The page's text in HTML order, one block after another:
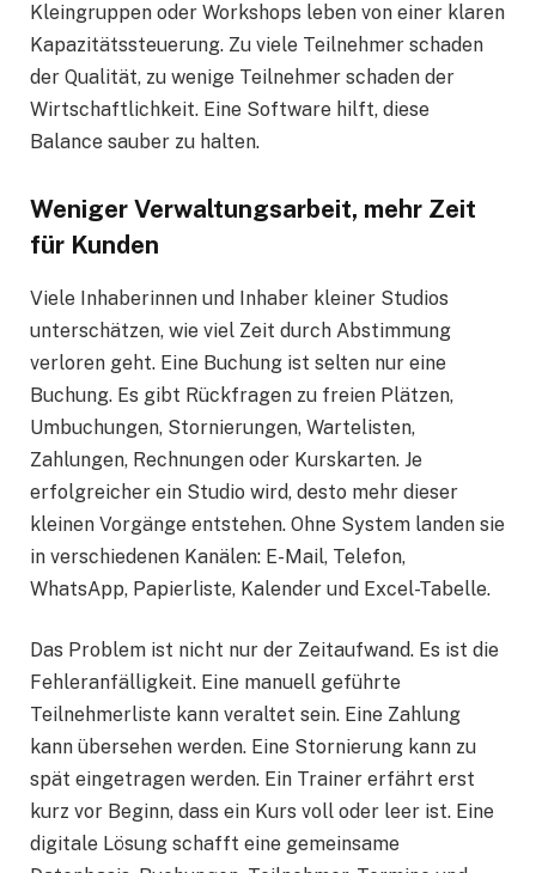
Kleingruppen oder Workshops leben von einer klaren
Kapazitätssteuerung. Zu viele Teilnehmer schaden
der Qualität, zu wenige Teilnehmer schaden der
Wirtschaftlichkeit. Eine Software hilft, diese
Balance sauber zu halten.
Weniger Verwaltungsarbeit, mehr Zeit
für Kunden
Viele Inhaberinnen und Inhaber kleiner Studios
unterschätzen, wie viel Zeit durch Abstimmung
verloren geht. Eine Buchung ist selten nur eine
Buchung. Es gibt Rückfragen zu freien Plätzen,
Umbuchungen, Stornierungen, Wartelisten,
Zahlungen, Rechnungen oder Kurskarten. Je
erfolgreicher ein Studio wird, desto mehr dieser
kleinen Vorgänge entstehen. Ohne System landen sie
in verschiedenen Kanälen: E-Mail, Telefon,
WhatsApp, Papierliste, Kalender und Excel-Tabelle.
Das Problem ist nicht nur der Zeitaufwand. Es ist die
Fehleranfälligkeit. Eine manuell geführte
Teilnehmerliste kann veraltet sein. Eine Zahlung
kann übersehen werden. Eine Stornierung kann zu
spät eingetragen werden. Ein Trainer erfährt erst
kurz vor Beginn, dass ein Kurs voll oder leer ist. Eine
digitale Lösung schafft eine gemeinsame